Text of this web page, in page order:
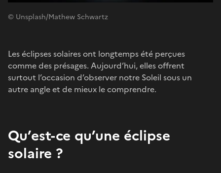
© Unsplash/Mathew Schwartz
Les éclipses solaires ont longtemps été perçues
comme des présages. Aujourd’hui, elles offrent
surtout l’occasion d’observer notre Soleil sous un
autre angle et de mieux le comprendre.
Qu’est-ce qu’une éclipse
solaire ?